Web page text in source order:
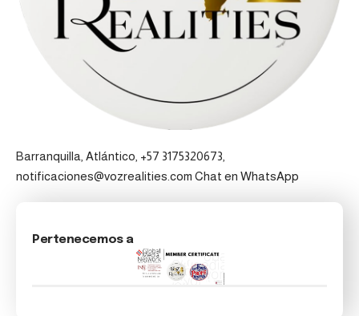
Barranquilla, Atlántico, +57 3175320673,
notificaciones@vozrealities.com Chat en WhatsApp
Pertenecemos a